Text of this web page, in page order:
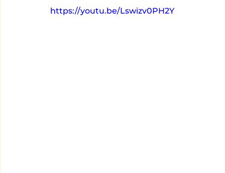
https://youtu.be/Lswizv0PH2Y